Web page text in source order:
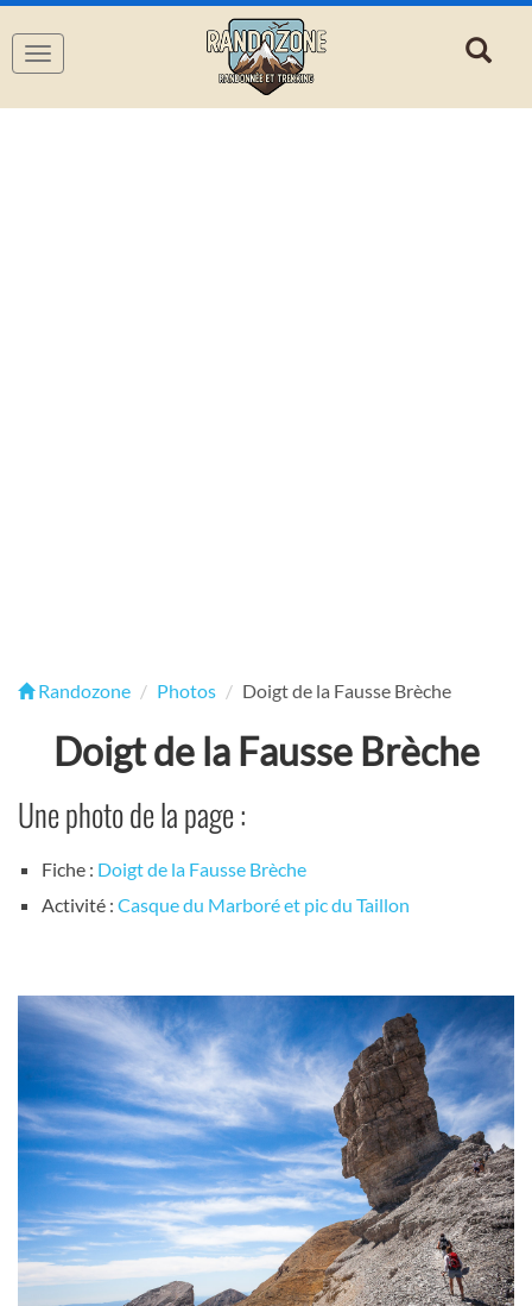
Navigation
Randozone Photos Doigt de la Fausse Brèche
Doigt de la Fausse Brèche
Une photo de la page :
Fiche : Doigt de la Fausse Brèche
Activité : Casque du Marboré et pic du Taillon